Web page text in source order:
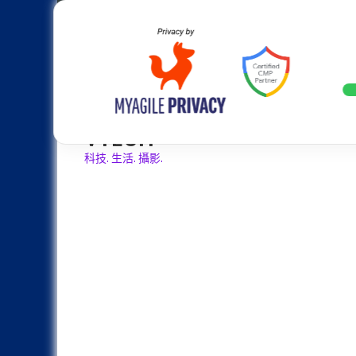
Skip
20週年大革新：蘋果 iPhone 20
VTECH
科技. 生活. 攝影.